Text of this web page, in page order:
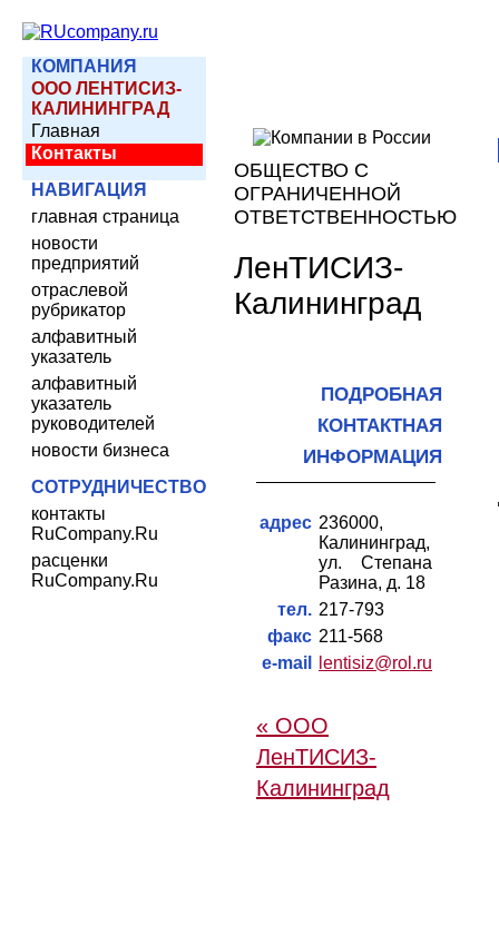
КОМПАНИЯ
ООО ЛЕНТИСИЗ-
КАЛИНИНГРАД
Главная
Контакты
НАВИГАЦИЯ
главная страница
новости
предприятий
отраслевой
рубрикатор
алфавитный
указатель
алфавитный
указатель
руководителей
новости бизнеса
СОТРУДНИЧЕСТВО
контакты
RuCompany.Ru
расценки
RuCompany.Ru
ОБЩЕСТВО С
ОГРАНИЧЕННОЙ
ОТВЕТСТВЕННОСТЬЮ
ЛенТИСИЗ-
Калининград
ПОДРОБНАЯ
КОНТАКТНАЯ
ИНФОРМАЦИЯ
адрес 236000,
Калининград,
ул. Степана
Разина, д. 18
тел. 217-793
факс 211-568
e-mail
lentisiz@rol.ru
« ООО
ЛенТИСИЗ-
Калининград